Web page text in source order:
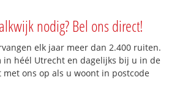
nodig? Bel ons direct!
elk jaar meer dan 2.400 ruiten.
in héél Utrecht en dagelijks bij u in de
ons op als u woont in postcode